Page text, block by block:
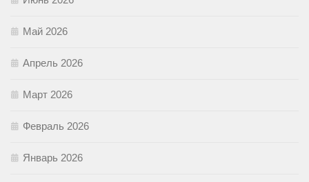
Май 2026
Апрель 2026
Март 2026
Февраль 2026
Январь 2026